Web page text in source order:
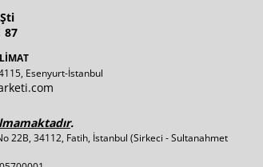
87
Esenyurt-İstanbul
.
22B, 34112, Fatih, İstanbul (Sirkeci - Sultanahmet